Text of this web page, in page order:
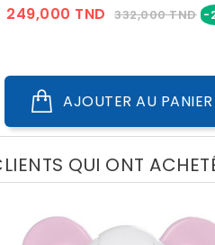
249,000 TND Prix
332,000 TND -
AJOUTER AU PANIER
QUI ONT